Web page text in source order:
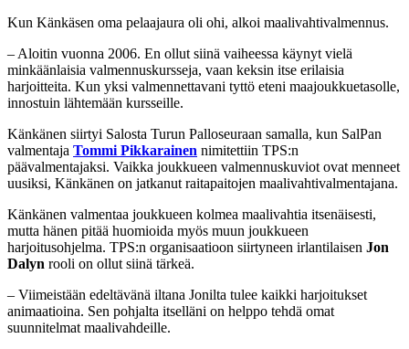
Kun Känkäsen oma pelaajaura oli ohi, alkoi maalivahtivalmennus.
– Aloitin vuonna 2006. En ollut siinä vaiheessa käynyt vielä
minkäänlaisia valmennuskursseja, vaan keksin itse erilaisia
harjoitteita. Kun yksi valmennettavani tyttö eteni maajoukkuetasolle,
innostuin lähtemään kursseille.
Känkänen siirtyi Salosta Turun Palloseuraan samalla, kun SalPan
valmentaja Tommi Pikkarainen nimitettiin TPS:n
päävalmentajaksi. Vaikka joukkueen valmennuskuviot ovat menneet
uusiksi, Känkänen on jatkanut raitapaitojen maalivahtivalmentajana.
Känkänen valmentaa joukkueen kolmea maalivahtia itsenäisesti,
mutta hänen pitää huomioida myös muun joukkueen
harjoitusohjelma. TPS:n organisaatioon siirtyneen irlantilaisen Jon
Dalyn rooli on ollut siinä tärkeä.
– Viimeistään edeltävänä iltana Jonilta tulee kaikki harjoitukset
animaatioina. Sen pohjalta itselläni on helppo tehdä omat
suunnitelmat maalivahdeille.